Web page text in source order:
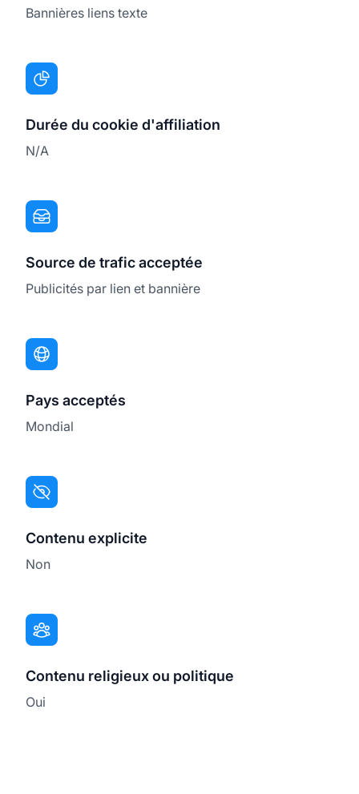
Bannières liens texte
Durée du cookie d'affiliation
N/A
Source de trafic acceptée
Publicités par lien et bannière
Pays acceptés
Mondial
Contenu explicite
Non
Contenu religieux ou politique
Oui